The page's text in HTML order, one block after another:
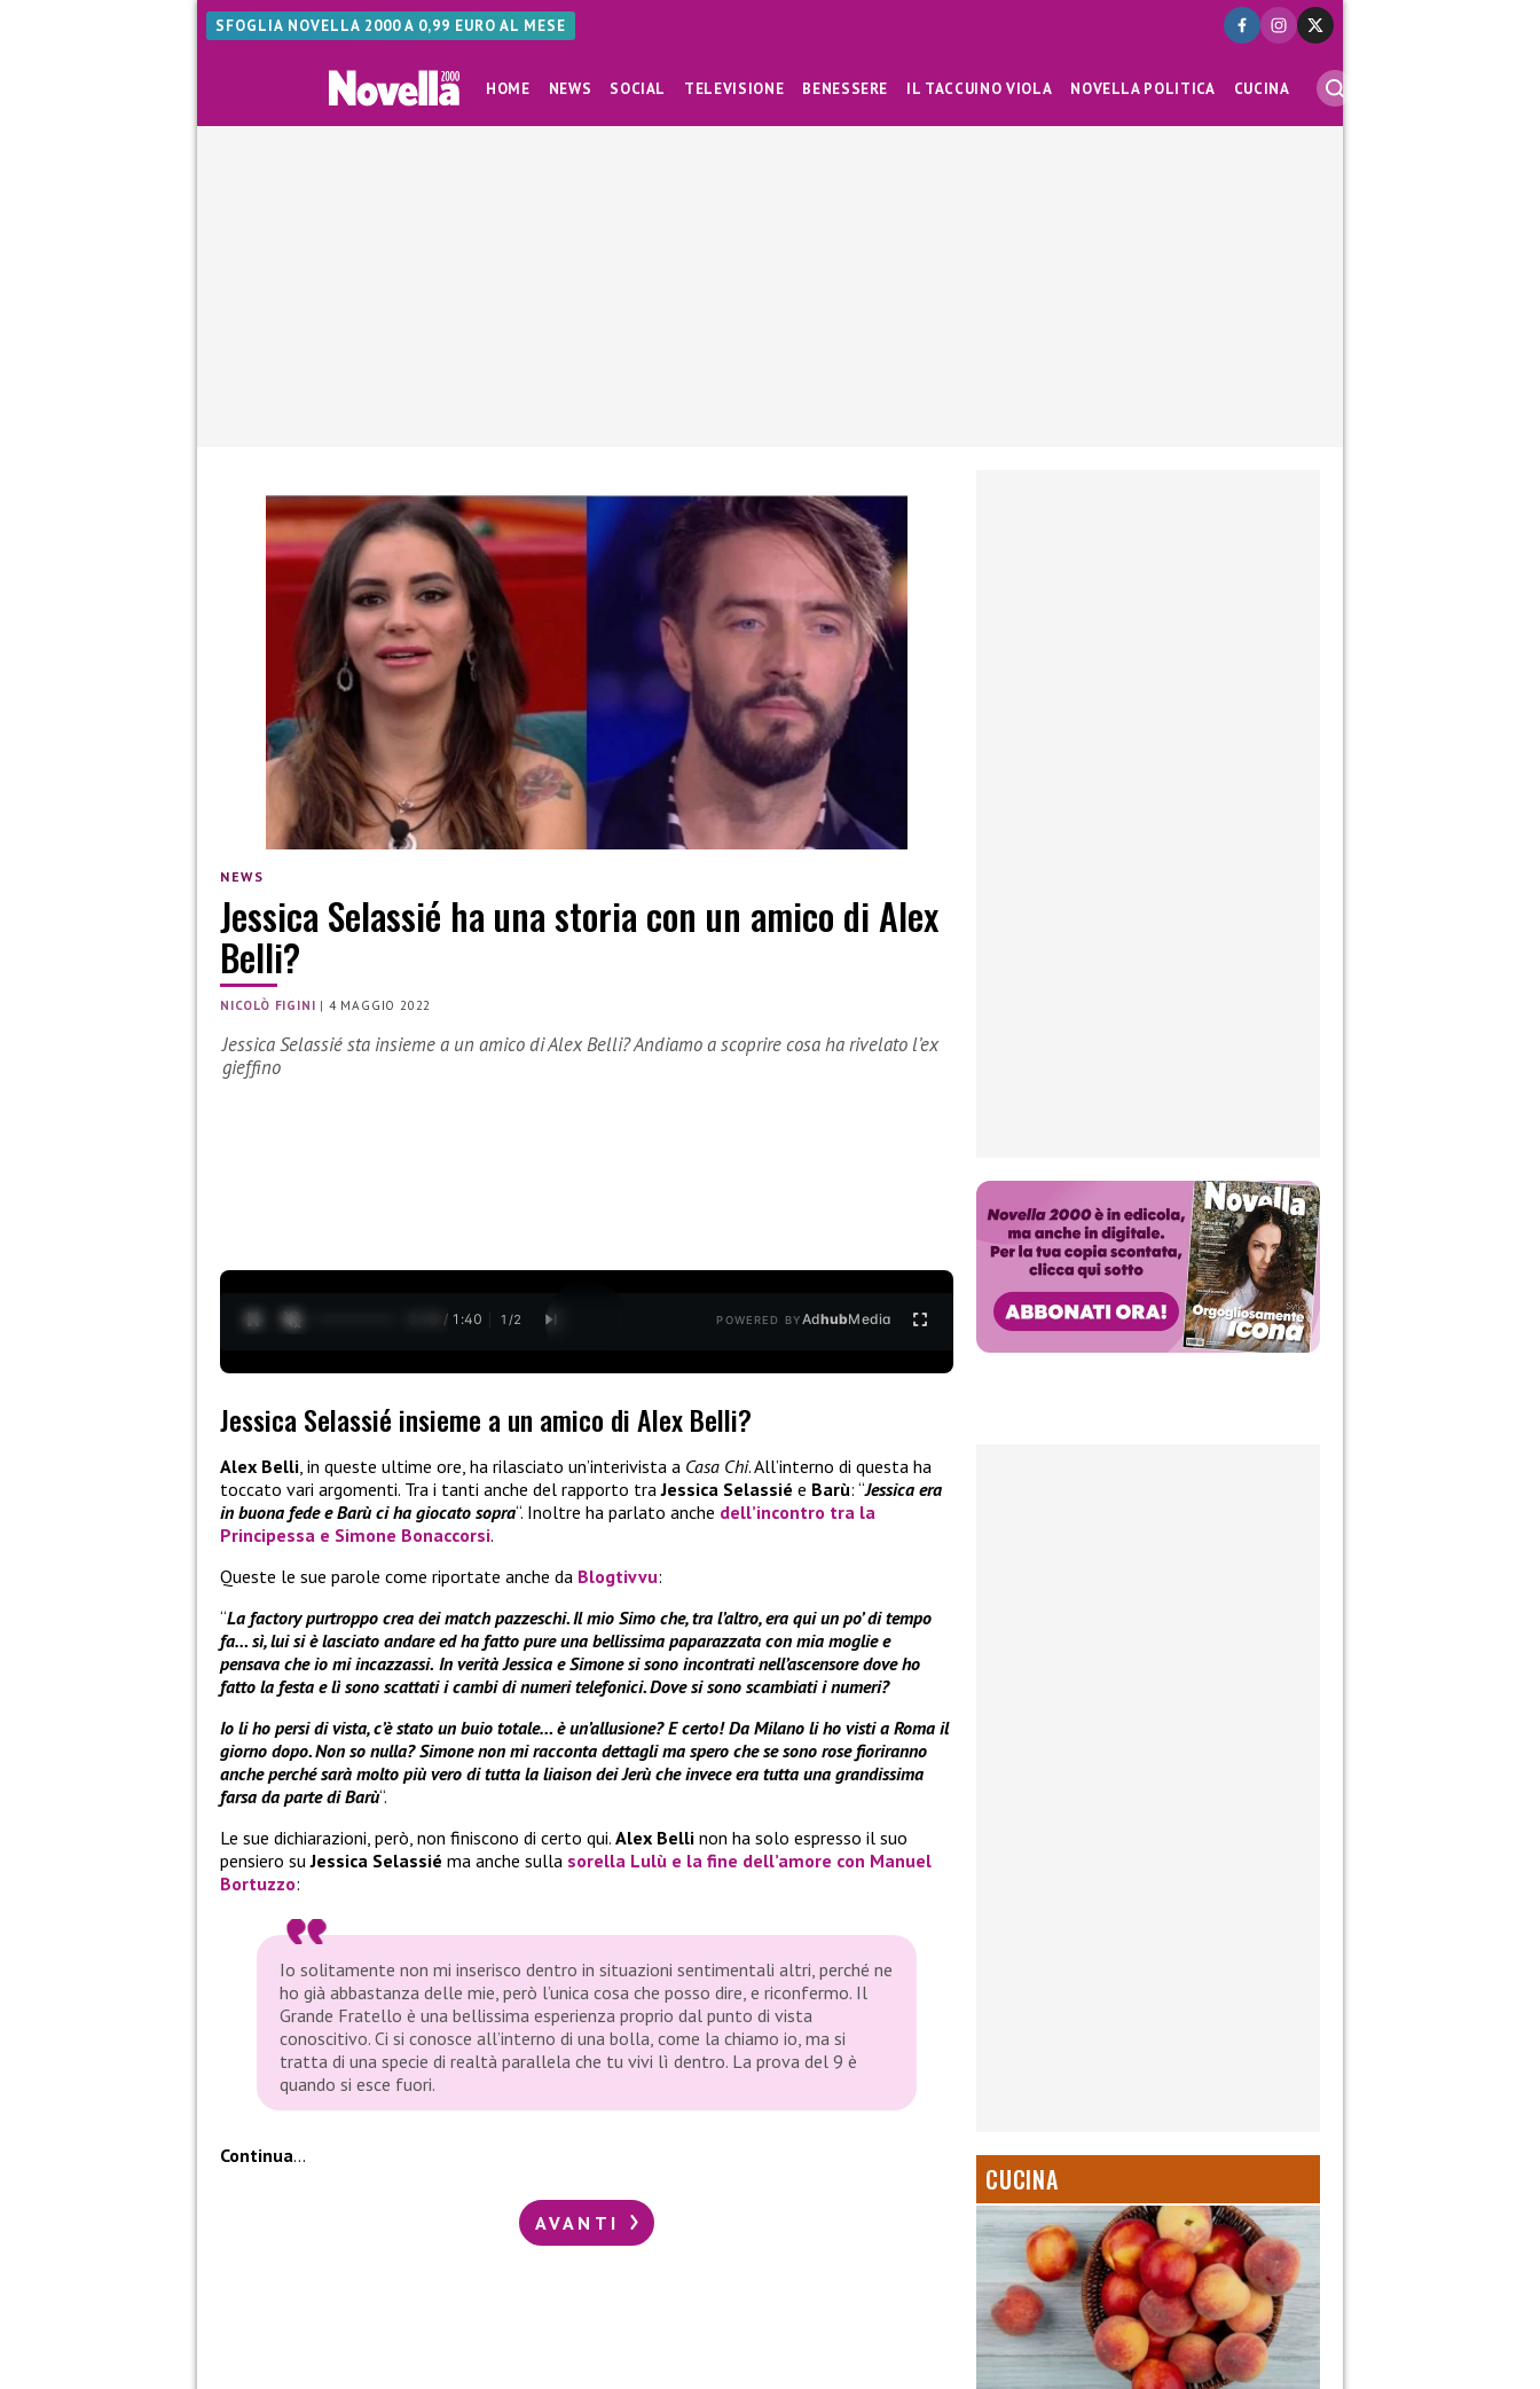
SFOGLIA NOVELLA 2000 A 0,99 EURO AL MESE
HOME NEWS SOCIAL TELEVISIONE BENESSERE IL TACCUINO VIOLA NOVELLA POLITICA CUCINA
NEWS
Jessica Selassié ha una storia con un amico di Alex
Belli?
NICOLÒ FIGINI | 4 MAGGIO 2022
Jessica Selassié sta insieme a un amico di Alex Belli? Andiamo a scoprire cosa ha rivelato l’ex
gieffino
0:19 / 1:40 1 /2 POWERED BYAdhubMedia
Jessica Selassié insieme a un amico di Alex Belli?
Alex Belli, in queste ultime ore, ha rilasciato un’interivista a Casa Chi. All’interno di questa ha
toccato vari argomenti. Tra i tanti anche del rapporto traJessica Selassié e Barù: “Jessica era
in buona fede e Barù ci ha giocato sopra“. Inoltre ha parlato anche dell’incontro tra la
Principessa e Simone Bonaccorsi.
Queste le sue parole come riportate anche da Blogtivvu:
“La factory purtroppo crea dei match pazzeschi. Il mio Simo che, tra l’altro, era qui un po’ di tempo
fa… sì, lui si è lasciato andare ed ha fatto pure una bellissima paparazzata con mia moglie e
pensava che io mi incazzassi. In verità Jessica e Simone si sono incontrati nell’ascensore dove ho
fatto la festa e lì sono scattati i cambi di numeri telefonici. Dove si sono scambiati i numeri?
Io li ho persi di vista, c’è stato un buio totale… è un’allusione? E certo! Da Milano li ho visti a Roma il
giorno dopo. Non so nulla? Simone non mi racconta dettagli ma spero che se sono rose fioriranno
anche perché sarà molto più vero di tutta la liaison dei Jerù che invece era tutta una grandissima
farsa da parte di Barù“.
Le sue dichiarazioni, però, non finiscono di certo qui. Alex Belli non ha solo espresso il suo
pensiero suJessica Selassié ma anche sulla sorella Lulù e la fine dell’amore con Manuel
Bortuzzo:
Io solitamente non mi inserisco dentro in situazioni sentimentali altri, perché ne
ho già abbastanza delle mie, però l’unica cosa che posso dire, e riconfermo. Il
Grande Fratello è una bellissima esperienza proprio dal punto di vista
conoscitivo. Ci si conosce all’interno di una bolla, come la chiamo io, ma si
tratta di una specie di realtà parallela che tu vivi lì dentro. La prova del 9 è
quando si esce fuori.
Continua…
AVANTI
CUCINA